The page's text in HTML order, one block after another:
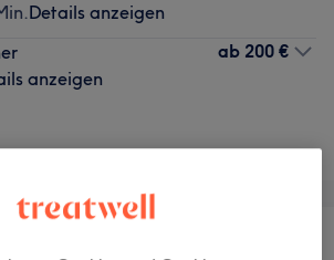
Details anzeigen
anzeigen
ab 200 €